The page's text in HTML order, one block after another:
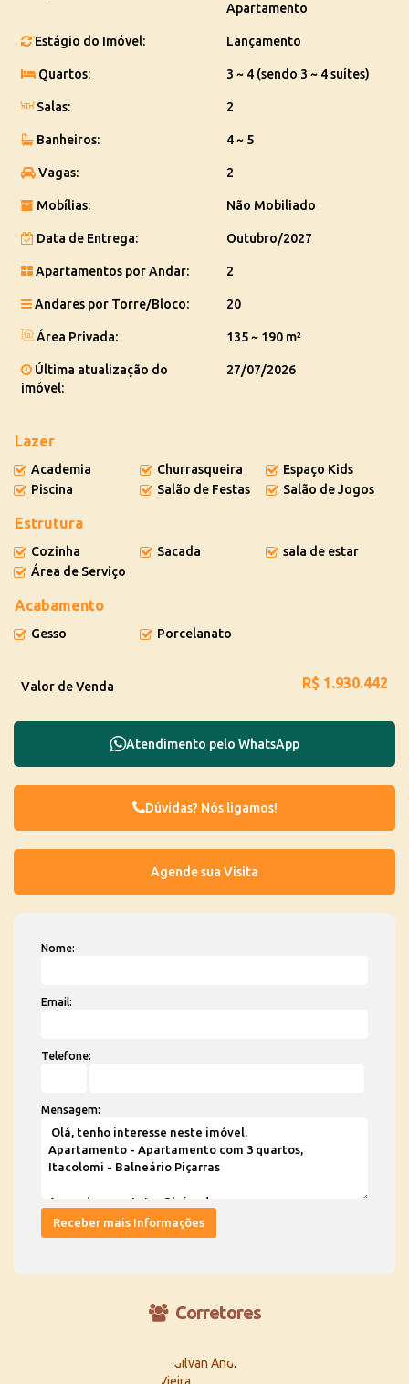
com piscina, salão de festas, salão de jogos, academia e muito
mais.
Oportunidades a partir R$ 1.930.442,48
Apartamento
Estágio do Imóvel: Lançamento
Quartos: 3 ~ 4 (sendo 3 ~ 4 suítes)
Salas: 2
Banheiros: 4 ~ 5
Vagas: 2
Mobílias: Não Mobiliado
Data de Entrega: Outubro/2027
Apartamentos por Andar: 2
Andares por Torre/Bloco: 20
Área Privada: 135 ~ 190 m²
Última atualização do
imóvel:
27/07/2026
Lazer
Academia Churrasqueira
Espaço Kids
Piscina
Salão de Festas Salão de Jogos
Estrutura
Cozinha Sacada
sala de estar
Área de Serviço
Acabamento
Gesso Porcelanato
R$ 1.930.442
Valor de Venda
Atendimento pelo WhatsApp
Dúvidas? Nós ligamos!
Nome:
Email:
Telefone:
Mensagem:
Corretores